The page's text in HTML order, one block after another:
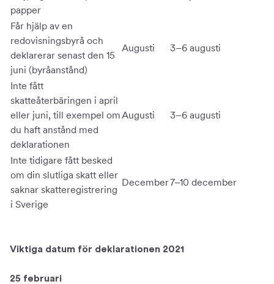
papper
Får hjälp av en
redovisningsbyrå och
deklarerar senast den 15
juni (byråanstånd)
Augusti 3–6 augusti
Inte fått
skatteåterbäringen i april
eller juni, till exempel om
du haft anstånd med
deklarationen
Augusti 3–6 augusti
Inte tidigare fått besked
om din slutliga skatt eller
saknar skatteregistrering
i Sverige
December7–10 december
Viktiga datum för deklarationen 2021
25 februari